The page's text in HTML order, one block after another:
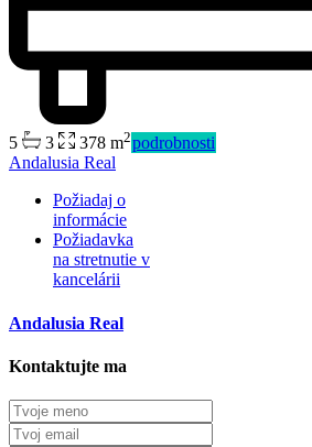
Dostupné
5 3 378 m2podrobnosti
Andalusia Real
Požiadaj o
informácie
Požiadavka
na stretnutie v
kancelárii
Andalusia Real
Kontaktujte ma